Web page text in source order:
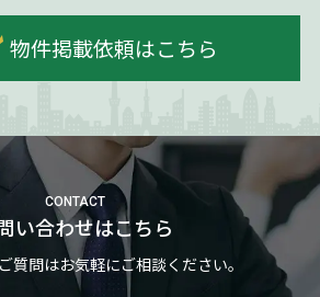
物件掲載依頼はこちら
CONTACT
い合わせはこちら
質問はお気軽にご相談ください。